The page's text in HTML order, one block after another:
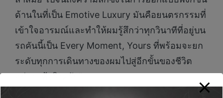
ด้านในที่เป็น Emotive Luxury มันคือยนตรกรรมที่
เข้าใจอารมณ์และทำให้ผมรู้สึกว่าทุกวินาทีที่อยู่บน
รถคันนี้เป็น Every Moment, Yours ที่พร้อมจะยก
ระดับทุกการเดินทางของผมไปสู่อีกขั้นของชีวิต
อย่างแท้จริงครับ”